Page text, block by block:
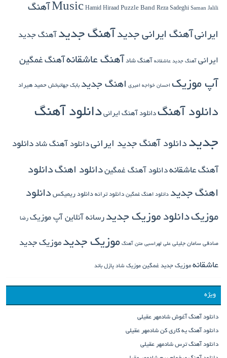
Music Hamid Hiraad Puzzle Band Reza Sadeghi Saman Jalili آهنگ
ایرانی آهنگ ایرانی جدید آهنگ جدید آهنگ جدید
ایرانی آهنگ جدید عاشقانه آهنگ شاد آهنگ عاشقانه آهنگ غمگین
آپ موزیک احسان خواجه امیری اهنگ جدید بابک جهانبخش حمید هیراد
دانلود آهنگ دانلود آهنگ ایرانی دانلود آهنگ
جدید دانلود آهنگ جدید ایرانیدانلود آهنگ شاد دانلود
آهنگ عاشقانهدانلود آهنگ غمگیندانلود اهنگ دانلود
اهنگ جدید دانلود اهنگ غمگین دانلود ترانه دانلود ریمیکس دانلود
موزیکدانلود موزیک جدید رسانه آنلاین آپ موزیک رضا
صادقی سامان جلیلی علی لهراسبی متن آهنگ موزیک جدید موزیک جدید
عاشقانه موزیک جدید غمگین موزیک شاد پازل باند
ویژه
دانلود آهنگ آغوش شادمهر عقیلی
دانلود آهنگ یه کاری کن شادمهر عقیلی
دانلود آهنگ ترس شادمهر عقیلی